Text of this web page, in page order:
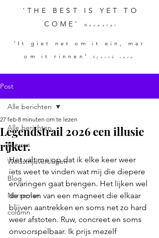
'THE BEST IS YET TO
COME'
Novastar
'It giet net om it ein, mar
om it rinnen'
Sjoerd ensa
Post
Alle berichten
Nieuws
Wedstrijdverslagen
Blog
Norseman
column
Alle berichten
Legendstrail 2026 een illusie
rijker.
27 feb 8 minuten om te lezen
Het valt me op dat ik elke keer weer
iets weet te vinden wat mij die diepere
ervaringen gaat brengen. Het lijken wel
de polen van een magneet die elkaar
blijven aantrekken en soms net zo hard
weer afstoten. Ruw, concreet en soms
onvoorspelbaar. Ik prijs mezelf